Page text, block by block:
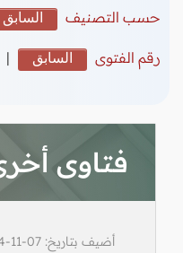
حسب التصنيف
السابق
رقم الفتوى السابق |
فتاوى
أضيف بتاريخ: 07-11-2024